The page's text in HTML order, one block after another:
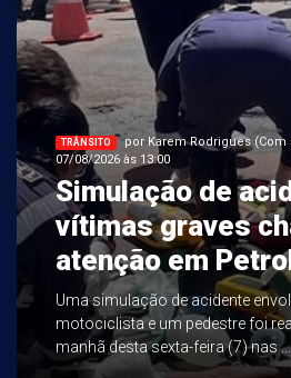
TRÂNSITO
por Karem Rodrigues (Com
07/08/2026 às 13:00
Simulação de
vítimas graves
atenção em
Uma simulação de acidente
motociclista e um pedestre foi
manhã desta sexta-feira (7) nas ...